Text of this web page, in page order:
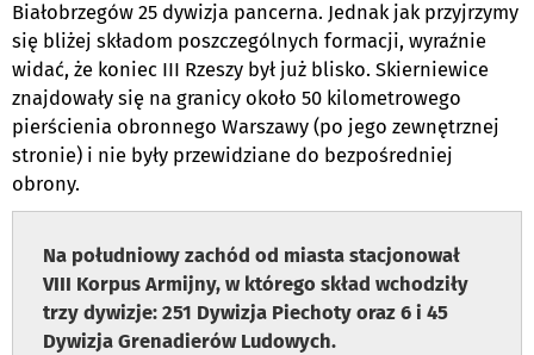
Białobrzegów 25 dywizja pancerna. Jednak jak przyjrzymy
się bliżej składom poszczególnych formacji, wyraźnie
widać, że koniec III Rzeszy był już blisko. Skierniewice
znajdowały się na granicy około 50 kilometrowego
pierścienia obronnego Warszawy (po jego zewnętrznej
stronie) i nie były przewidziane do bezpośredniej
obrony.
Na południowy zachód od miasta stacjonował
VIII Korpus Armijny, w którego skład wchodziły
trzy dywizje: 251 Dywizja Piechoty oraz 6 i 45
Dywizja Grenadierów Ludowych.